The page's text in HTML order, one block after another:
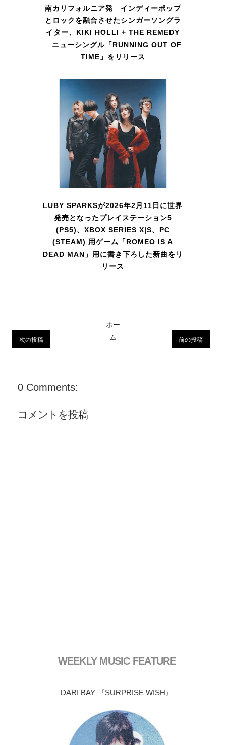
南カリフォルニア発 インディーポップ
とロックを融合させたシンガーソングラ
イター、KIKI HOLLI + THE REMEDY
ニューシングル「RUNNING OUT OF
TIME」をリリース
LUBY SPARKSが2026年2月11日に世界
発売となったプレイステーション5
(PS5)、XBOX SERIES X|S、PC
(STEAM) 用ゲーム「ROMEO IS A
DEAD MAN」用に書き下ろした新曲をリ
リース
次の投稿 前の投稿
ホー
ム
0 Comments:
コメントを投稿
WEEKLY MUSIC FEATURE
DARI BAY 『SURPRISE WISH』